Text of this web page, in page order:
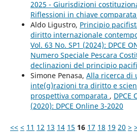
2025 - Giurisdizioni
Riflessioni in chiave
Aldo Ligustro, Principio
diritto internazionale
Vol. 63 No. SP1 (2024): DPCE
Numero Speciale Pescara
declinazioni del principio
Simone Penasa, Alla ricerca di
inte(g)razioni tra diritto e
prospettiva comparata , DPCE
(2020): DPCE Online 3-2020
<< < 11 12 13 14 15 16 17 18 19 20 >